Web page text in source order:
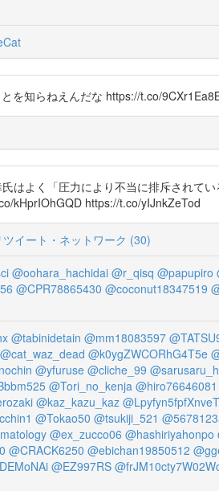
を知らねえんだな https://t.co/
はよく「圧力により不当に排斥されて
kHprIOhGQD https://t.co/yIJnkZeTod
ツイート・ネットワーク (30)
@oohara_hachidai @r_qisq @papupiro
@CPR78865430 @coconut18347519
@tabinidetain @mm18083597
@cat_waz_dead @k0ygZWCORhG4T5e
@yfuruse @cliche_99
@Tori_no_kenja @hiro76646081
@kaz_kazu_kaz @Lpyfyn5fpfXnveT
@Tokao50 @tsukiji_521
@ex_zucco06 @hashiriyahonpo
@CRACK6250 @ebichan19850512
@EZ997RS